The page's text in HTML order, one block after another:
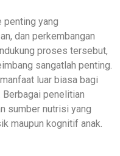
penting yang
dan perkembangan
proses tersebut,
sangatlah penting.
luar biasa bagi
Berbagai penelitian
sumber nutrisi yang
maupun kognitif anak.